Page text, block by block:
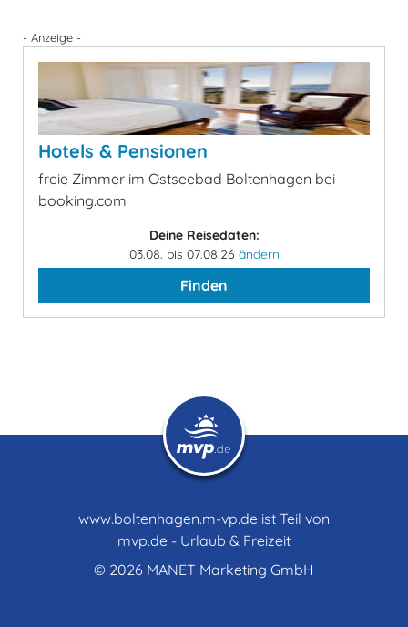
- Anzeige -
Hotels & Pensionen
freie Zimmer im Ostseebad Boltenhagen bei
booking.com
Deine Reisedaten:
03.08. bis 07.08.26 ändern
Finden
www.boltenhagen.m-vp.de ist Teil von
mvp.de - Urlaub & Freizeit
© 2026 MANET Marketing GmbH